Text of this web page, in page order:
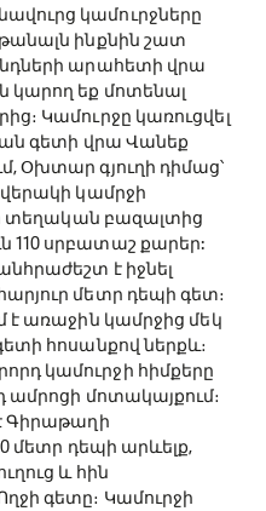
կամուրջները
ինքնին շատ
արահետի վրա
կարող եք մոտենալ
Կամուրջը կառուցվել
գետի վրա Վանեք
Օխտար գյուղի դիմաց՝
կամրջի
տեղական բազալտից
110 սրբատաշ քարեր:
է իջնել
մետր դեպի գետ։
է առաջին կամրջից մեկ
հոսանքով ներքև։
կամուրջի հիմքերը
ամրոցի մոտակայքում։
Գիրաթաղի
մետր դեպի արևելք,
և հին
գետը։ Կամուրջի